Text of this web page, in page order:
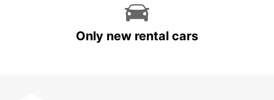
Only new rental cars